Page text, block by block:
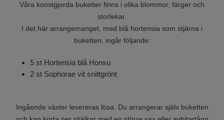
Våra konstgjorda buketter finns i olika blommor, färger och
storlekar.
I det här arrangemanget, med blå hortensia som stjärna i
buketten, ingår följande:
5 st Hortensia blå Honsu
2 st Sophorae vit snittgrönt
Ingående växter levereras lösa. Du arrangerar själv buketten